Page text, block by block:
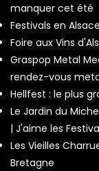
manquer cet été
Festivals en
Foire aux Vins
Graspop Metal
rendez-vous
Hellfest : le plus
Le Jardin du
| J'aime les
Les Vieilles
Bretagne